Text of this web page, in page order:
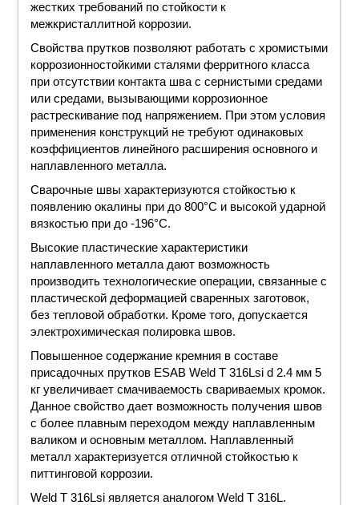
жестких требований по стойкости к
межкристаллитной коррозии.
Свойства прутков позволяют работать с хромистыми
коррозионностойкими сталями ферритного класса
при отсутствии контакта шва с сернистыми средами
или средами, вызывающими коррозионное
растрескивание под напряжением. При этом условия
применения конструкций не требуют одинаковых
коэффициентов линейного расширения основного и
наплавленного металла.
Сварочные швы характеризуются стойкостью к
появлению окалины при до 800°С и высокой ударной
вязкостью при до -196°С.
Высокие пластические характеристики
наплавленного металла дают возможность
производить технологические операции, связанные с
пластической деформацией сваренных заготовок,
без тепловой обработки. Кроме того, допускается
электрохимическая полировка швов.
Повышенное содержание кремния в составе
присадочных прутков ESAB Weld T 316Lsi d 2.4 мм 5
кг увеличивает смачиваемость свариваемых кромок.
Данное свойство дает возможность получения швов
с более плавным переходом между наплавленным
валиком и основным металлом. Наплавленный
металл характеризуется отличной стойкостью к
питтинговой коррозии.
Weld T 316Lsi является аналогом Weld T 316L.